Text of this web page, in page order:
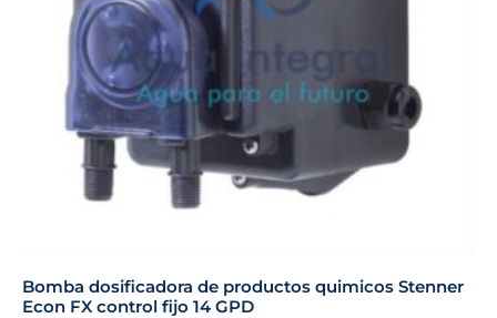
Bomba dosificadora de productos quimicos Stenner
Econ FX control fijo 14 GPD